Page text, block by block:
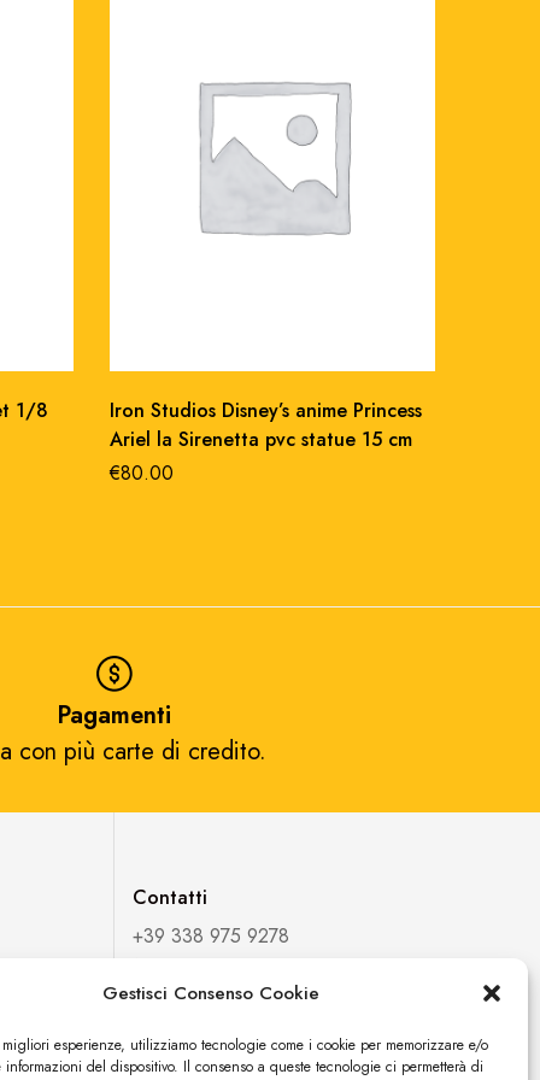
Gestisci Consenso Cookie
esperienze, utilizziamo tecnologie come i cookie per memorizzare e/o
informazioni del dispositivo. Il consenso a queste tecnologie ci permetterà di
1/8
Iron Studios Disney’s anime Princess
Ariel la Sirenetta pvc statue 15 cm
€80.00
Pagamenti
con più carte di credito.​
Contatti
+39 338 975 9278
FORTUNATO